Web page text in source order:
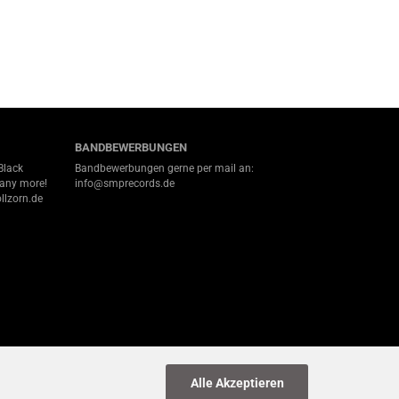
Alle Akzeptieren
more!
BANDBEWERBUNGEN
Bandbewerbungen gerne per mail an:
info@smprecords.de